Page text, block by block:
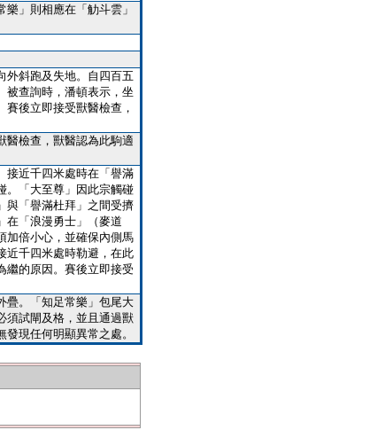
」則相應在「觔斗雲」
外斜跑及失地。自四百五
被查詢時，潘頓表示，坐
後立即接受獸醫檢查，
醫檢查，獸醫認為此駒適
接近千四米處時在「譽滿
。「大至尊」因此宗觸碰
與「譽滿杜拜」之間受擠
在「浪漫勇士」（麥道
加倍小心，並確保內側馬
近千四米處時勒避，在此
繼的原因。賽後立即接受
疊。「知足常樂」包尾大
須試閘及格，並且通過獸
現任何明顯異常之處。